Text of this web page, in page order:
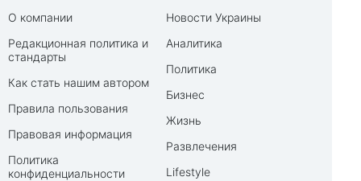
О компании
Редакционная политика и
стандарты
Как стать нашим автором
Правила пользования
Правовая информация
Политика
конфиденциальности
Новости Украины
Аналитика
Политика
Бизнес
Жизнь
Развлечения
Lifestyle